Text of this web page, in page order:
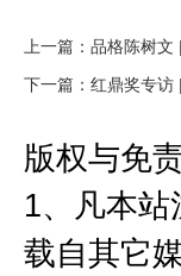
上一篇：品格陈树
下一篇：红鼎奖专访
版权与免
1、凡本
载自其它